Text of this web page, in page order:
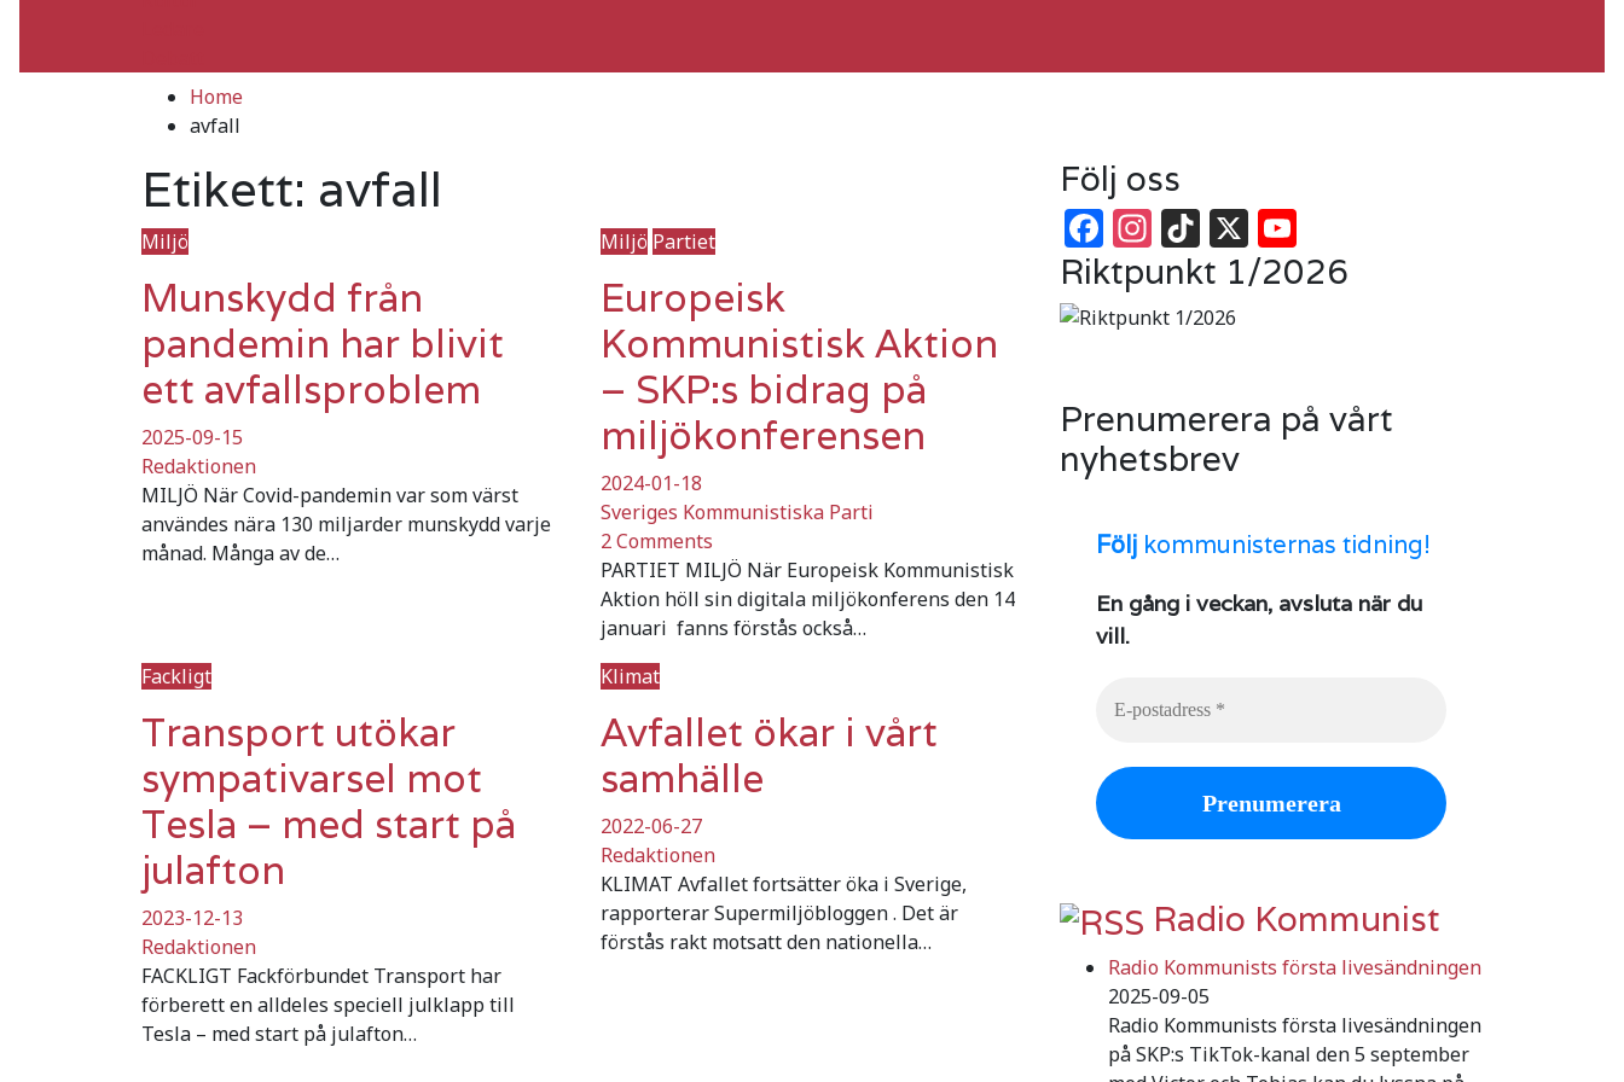
Home
avfall
Etikett: avfall
Miljö
Munskydd från
pandemin har blivit
ett avfallsproblem
2025-09-15
Redaktionen
MILJÖ När Covid-pandemin var som värst
användes nära 130 miljarder munskydd varje
månad. Många av de…
Miljö Partiet
Europeisk
Kommunistisk Aktion
– SKP:s bidrag på
miljökonferensen
2024-01-18
Sveriges Kommunistiska Parti
2 Comments
PARTIET MILJÖ När Europeisk Kommunistisk
Aktion höll sin digitala miljökonferens den 14
januari fanns förstås också…
Fackligt
Transport utökar
sympativarsel mot
Tesla – med start på
julafton
2023-12-13
Redaktionen
FACKLIGT Fackförbundet Transport har
förberett en alldeles speciell julklapp till
Tesla – med start på julafton…
Klimat
Avfallet ökar i vårt
samhälle
2022-06-27
Redaktionen
KLIMAT Avfallet fortsätter öka i Sverige,
rapporterar Supermiljöbloggen . Det är
förstås rakt motsatt den nationella…
Följ oss
Facebook
Instagram
TikTok
X
Riktpunkt 1/2026
Prenumerera på vårt
nyhetsbrev
Följ kommunisternas tidning!
En gång i veckan, avsluta när du
vill.
Radio Kommunist
Radio Kommunists första livesändningen
2025-09-05
Radio Kommunists första livesändningen
på SKP:s TikTok-kanal den 5 september